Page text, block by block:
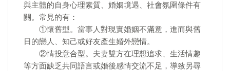
與主體的自身心理素質、婚姻境遇、社會氛圍條件有
關。常見的有：
①懷舊型。當事人對現實婚姻不滿意，進而與舊
日的戀人、知己或好友產生婚外戀情。
②情投意合型。夫妻雙方在理想追求、生活情趣
等方面缺乏共同語言或婚後感情交流不足，導致另尋